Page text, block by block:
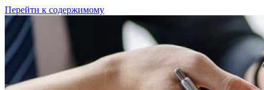
Перейти к содержимому